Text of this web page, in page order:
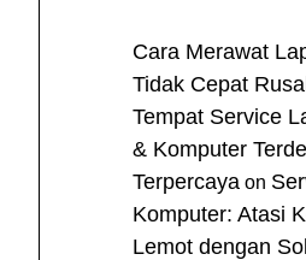
Cara Merawat
Tidak Cepat
Tempat Service
& Komputer
Terpercaya on
Komputer: Atasi
Lemot dengan